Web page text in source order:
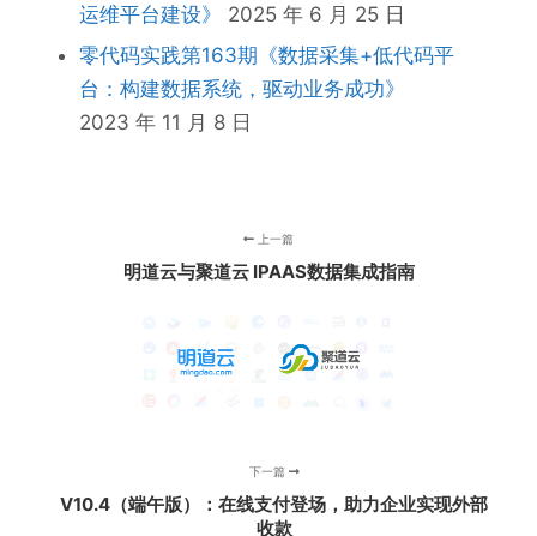
运维平台建设》
2025 年 6 月 25 日
零代码实践第163期《数据采集+低代码平
台：构建数据系统，驱动业务成功》
2023 年 11 月 8 日
上一篇
明道云与聚道云 IPAAS数据集成指南
下一篇
V10.4（端午版）：在线支付登场，助力企业实现外部
收款